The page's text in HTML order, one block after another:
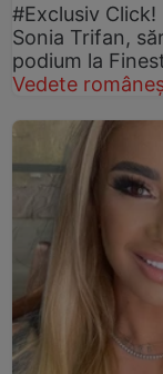
#Exclusiv Click!
Sonia Trifan,
podium la
Vedete